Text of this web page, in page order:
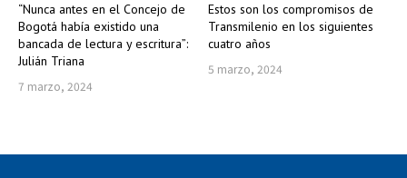
“Nunca antes en el Concejo de
Bogotá había existido una
bancada de lectura y escritura”:
Julián Triana
7 marzo, 2024
Estos son los compromisos de
Transmilenio en los siguientes
cuatro años
5 marzo, 2024